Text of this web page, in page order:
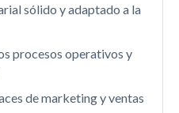
sólido y adaptado a la
procesos operativos y
de marketing y ventas